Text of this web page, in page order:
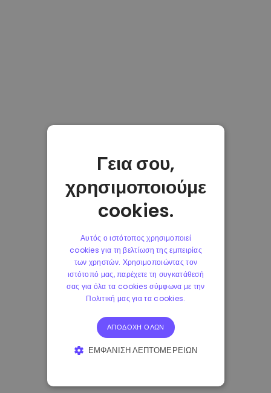
Γεια σου,
χρησιμοποιούμε
cookies.
Αυτός ο ιστότοπος χρησιμοποιεί
cookies για τη βελτίωση της εμπειρίας
των χρηστών. Χρησιμοποιώντας τον
ιστότοπό μας, παρέχετε τη συγκατάθεσή
σας για όλα τα cookies σύμφωνα με την
Πολιτική μας για τα cookies.
ΑΠΟΔΟΧΉ ΌΛΩΝ
ΕΜΦΆΝΙΣΗ ΛΕΠΤΟΜΕΡΕΙΏΝ